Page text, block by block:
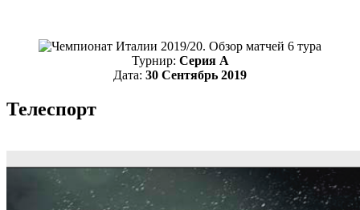
Турнир: Серия А
Дата: 30 Сентябрь 2019
Телеспорт